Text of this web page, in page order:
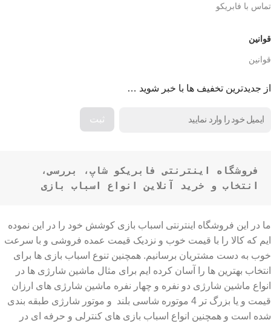
تماس با فابریکو
قوانین
قوانین
از جدیدترین تخفیف ها با خبر شوید …
انتخاب و خرید آنلاین انواع اسباب بازی
ما در این فروشگاه اینترنتی اسباب بازی کوشش خود را در این نموده
ایم که کالا را با قیمت خوب و نزدیک قیمت عمده فروشی و با سرعت
خوب به دست مشتریان برسانیم. همچنین تنوع اسباب بازی ها برای
انتخاب بهترین ها را آسان کرده ایم برای مثال ماشین شارژی ها در
انواع ماشین شارژی دو نفره و چهار نفره ماشین شارژی های ارزان
قیمت و یا بزرگ تر 4 موتوره شاسی بلند و موتور شارژی طبقه بندی
شده است و همچنین انواع اسباب بازی های کنترلی و حرفه ای در